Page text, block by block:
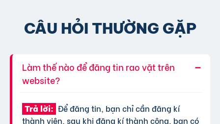
CÂU HỎI THƯỜNG GẶP
Làm thế nào để đăng tin rao vặt trên
website?
Trả lời: Để đăng tin, bạn chỉ cần đăng kí
thành viên, sau khi đăng kí thành công, bạn có